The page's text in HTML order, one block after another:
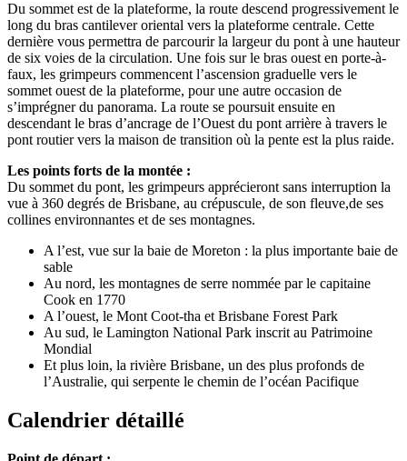
Du sommet est de la plateforme, la route descend progressivement le
long du bras cantilever oriental vers la plateforme centrale. Cette
dernière vous permettra de parcourir la largeur du pont à une hauteur
de six voies de la circulation. Une fois sur le bras ouest en porte-à-
faux, les grimpeurs commencent l’ascension graduelle vers le
sommet ouest de la plateforme, pour une autre occasion de
s’imprégner du panorama. La route se poursuit ensuite en
descendant le bras d’ancrage de l’Ouest du pont arrière à travers le
pont routier vers la maison de transition où la pente est la plus raide.
Les points forts de la montée :
Du sommet du pont, les grimpeurs apprécieront sans interruption la
vue à 360 degrés de Brisbane, au crépuscule, de son fleuve,de ses
collines environnantes et de ses montagnes.
A l’est, vue sur la baie de Moreton : la plus importante baie de
sable
Au nord, les montagnes de serre nommée par le capitaine
Cook en 1770
A l’ouest, le Mont Coot-tha et Brisbane Forest Park
Au sud, le Lamington National Park inscrit au Patrimoine
Mondial
Et plus loin, la rivière Brisbane, un des plus profonds de
l’Australie, qui serpente le chemin de l’océan Pacifique
Calendrier détaillé